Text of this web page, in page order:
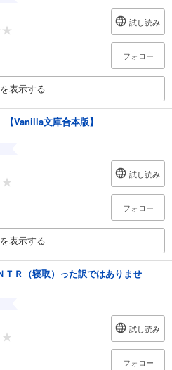
試し読み
フォロー
表示する
Vanilla文庫合本版】
試し読み
フォロー
表示する
ＴＲ（寝取）った訳ではありませ
試し読み
フォロー